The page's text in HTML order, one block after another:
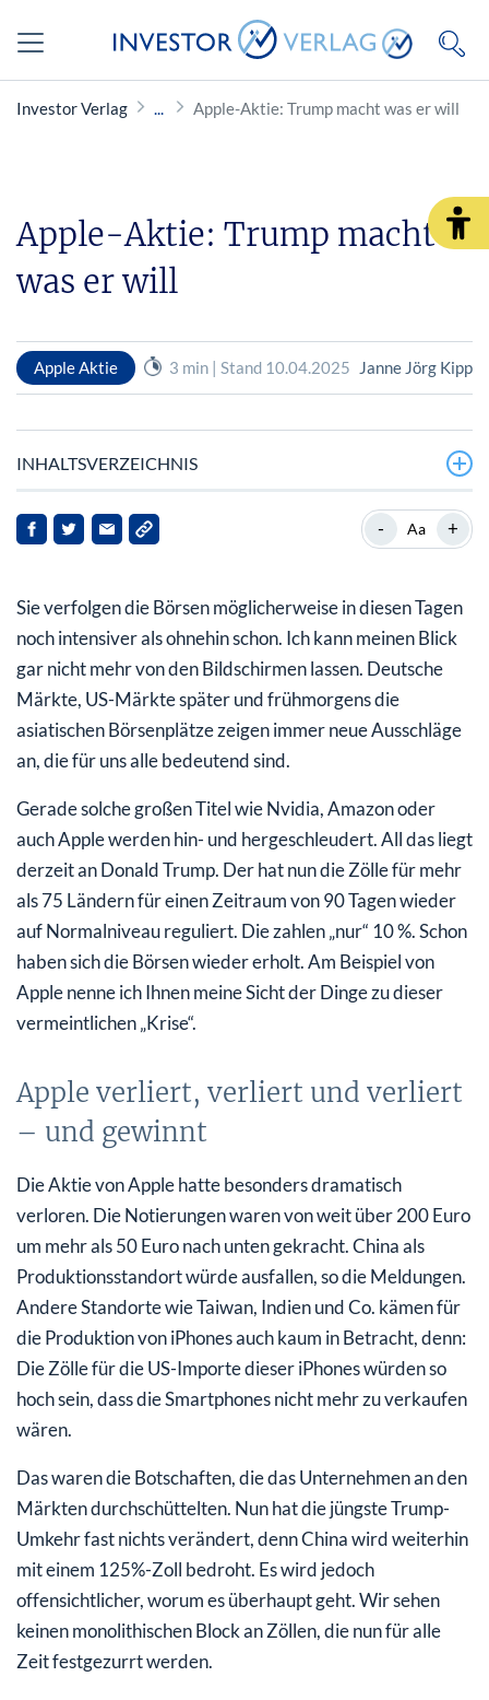
Investor Verlag Apple-Aktie: Trump macht was er will
Apple-Aktie: Trump macht
was er will
Apple Aktie 3 min | Stand 10.04.2025 Janne Jörg Kipp
INHALTSVERZEICHNIS
Apple verliert, verliert und verliert – und gewinnt
Apple: 600 Tonnen iPhones aus Indien – WKN: 865985
– ISIN: US0378331005
- Aa +
Sie verfolgen die Börsen möglicherweise in diesen Tagen
noch intensiver als ohnehin schon. Ich kann meinen Blick
gar nicht mehr von den Bildschirmen lassen. Deutsche
Märkte, US-Märkte später und frühmorgens die
asiatischen Börsenplätze zeigen immer neue Ausschläge
an, die für uns alle bedeutend sind.
Gerade solche großen Titel wie Nvidia, Amazon oder
auch Apple werden hin- und hergeschleudert. All das liegt
derzeit an Donald Trump. Der hat nun die Zölle für mehr
als 75 Ländern für einen Zeitraum von 90 Tagen wieder
auf Normalniveau reguliert. Die zahlen „nur“ 10 %. Schon
haben sich die Börsen wieder erholt. Am Beispiel von
Apple nenne ich Ihnen meine Sicht der Dinge zu dieser
vermeintlichen „Krise“.
Apple verliert, verliert und verliert
– und gewinnt
Die Aktie von Apple hatte besonders dramatisch
verloren. Die Notierungen waren von weit über 200 Euro
um mehr als 50 Euro nach unten gekracht. China als
Produktionsstandort würde ausfallen, so die Meldungen.
Andere Standorte wie Taiwan, Indien und Co. kämen für
die Produktion von iPhones auch kaum in Betracht, denn:
Die Zölle für die US-Importe dieser iPhones würden so
hoch sein, dass die Smartphones nicht mehr zu verkaufen
wären.
Das waren die Botschaften, die das Unternehmen an den
Märkten durchschüttelten. Nun hat die jüngste Trump-
Umkehr fast nichts verändert, denn China wird weiterhin
mit einem 125%-Zoll bedroht. Es wird jedoch
offensichtlicher, worum es überhaupt geht. Wir sehen
keinen monolithischen Block an Zöllen, die nun für alle
Zeit festgezurrt werden.